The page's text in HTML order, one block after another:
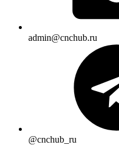
admin@cnchub.ru
@cnchub_ru